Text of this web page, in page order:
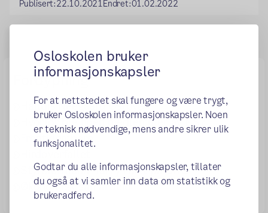
Osloskolen bruker
informasjonskapsler
For at nettstedet skal fungere og være trygt,
bruker Osloskolen informasjonskapsler. Noen
er teknisk nødvendige, mens andre sikrer ulik
funksjonalitet.
Godtar du alle informasjonskapsler, tillater
du også at vi samler inn data om statistikk og
brukeradferd.
Publisert:22.10.2021Endret:01.02.2022
Fordypning
Halldis Neegaard Østbye
Hvorfor ble noen medlemmer av NS?
Frontkjempere
Hirdoverfallet
Styreformann Harry Høst på OHG
Økonomisk samarbeid